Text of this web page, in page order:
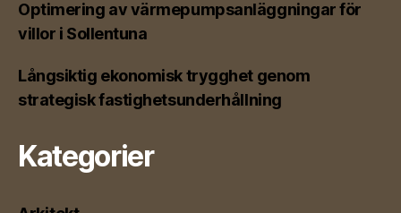
Optimering av värmepumpsanläggningar för
villor i Sollentuna
Långsiktig ekonomisk trygghet genom
strategisk fastighetsunderhållning
Kategorier